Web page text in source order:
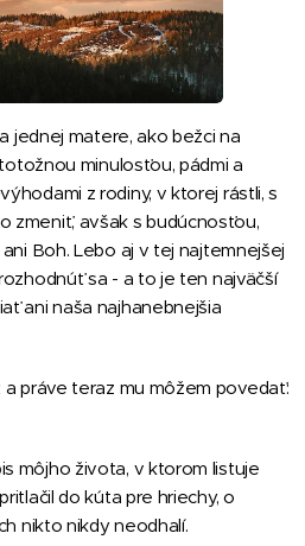
jednej matere, ako bežci na
minulosťou, pádmi a
z rodiny, v ktorej rástli, s
zmeniť, avšak s budúcnosťou,
Boh. Lebo aj v tej najtemnejšej
sa - a to je ten najväčší
ani naša najhanebnejšia
práve teraz mu môžem povedať:
môjho života, v ktorom listuje
do kúta pre hriechy, o
nikto nikdy neodhalí.